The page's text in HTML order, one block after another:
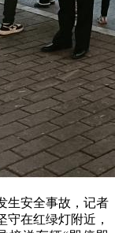
生安全事故，记者
在红绿灯附近，